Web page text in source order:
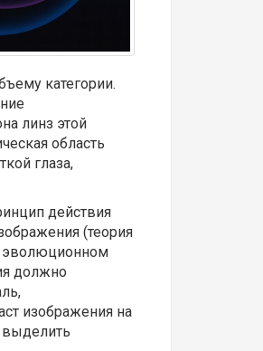
категории.
линз этой
область
глаза,
действия
(теория
эволюционном
должно
изображения на
выделить